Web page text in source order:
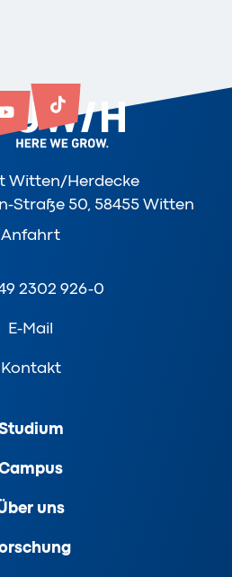
Witten/Herdecke
Straße 50, 58455 Witten
Anfahrt
2302 926-0
E-Mail
Kontakt
uns